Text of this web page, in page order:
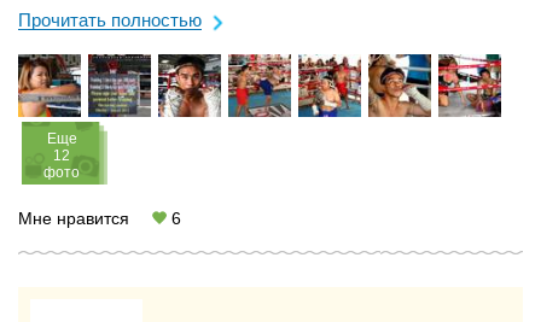
кто ...
Прочитать полностью
Eще
12
фото
Мне нравится 6